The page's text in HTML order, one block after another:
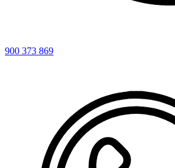
900 373 869